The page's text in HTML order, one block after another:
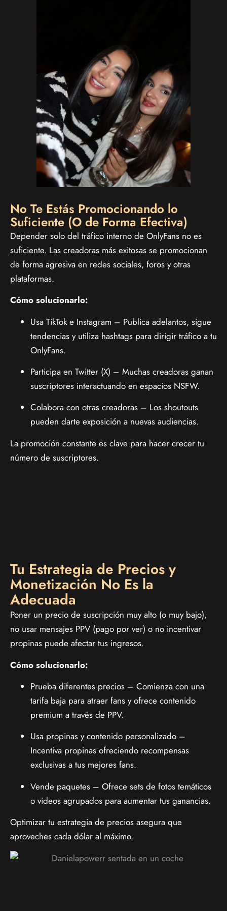
No Te Estás Promocionando lo
Suficiente (O de Forma Efectiva)
Depender solo del tráfico interno de OnlyFans no es
suficiente. Las creadoras más exitosas se promocionan
de forma agresiva en redes sociales, foros y otras
plataformas.
Cómo solucionarlo:
Usa TikTok e Instagram – Publica adelantos, sigue
tendencias y utiliza hashtags para dirigir tráfico a tu
OnlyFans.
Participa en Twitter (X) – Muchas creadoras ganan
suscriptores interactuando en espacios NSFW.
Colabora con otras creadoras – Los shoutouts
pueden darte exposición a nuevas audiencias.
La promoción constante es clave para hacer crecer tu
número de suscriptores.
Tu Estrategia de Precios y
Monetización No Es la
Adecuada
Poner un precio de suscripción muy alto (o muy bajo),
no usar mensajes PPV (pago por ver) o no incentivar
propinas puede afectar tus ingresos.
Cómo solucionarlo:
Prueba diferentes precios – Comienza con una
tarifa baja para atraer fans y ofrece contenido
premium a través de PPV.
Usa propinas y contenido personalizado –
Incentiva propinas ofreciendo recompensas
exclusivas a tus mejores fans.
Vende paquetes – Ofrece sets de fotos temáticos
o videos agrupados para aumentar tus ganancias.
Optimizar tu estrategia de precios asegura que
aproveches cada dólar al máximo.